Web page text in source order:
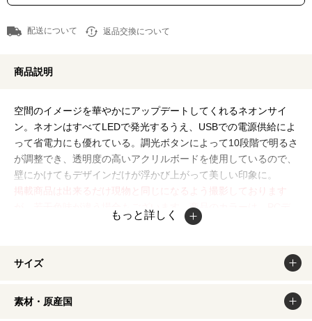
配送について 返品交換について
商品説明
空間のイメージを華やかにアップデートしてくれるネオンサイ
ン。ネオンはすべてLEDで発光するうえ、USBでの電源供給によ
って省電力にも優れている。調光ボタンによって10段階で明るさ
が調整でき、透明度の高いアクリルボードを使用しているので、
壁にかけてもデザインだけが浮かび上がって美しい印象に。
掲載商品は出来るだけ現物と同じになるよう撮影しております
が、若干色味が違う場合もございます。商品のカラーは、PCデ
ィスプレイの性質上、実際の色と異なって見える場合がございま
もっと詳しく
サイズ
素材・原産国